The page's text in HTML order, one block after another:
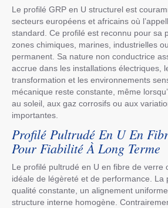
Le profilé GRP en U structurel est
secteurs européens et africains où
standard. Ce profilé est reconnu pour sa
zones chimiques, marines, industrielles
permanent. Sa nature non conductrice
accrue dans les installations électriques,
transformation et les environnements
mécanique reste constante, même
au soleil, aux gaz corrosifs ou aux
importantes.
Profilé Pultrudé En U En
Pour Fiabilité À Long Terme
Le profilé pultrudé en U en fibre de verre
idéale de légèreté et de performance. La
qualité constante, un alignement
structure interne homogène.